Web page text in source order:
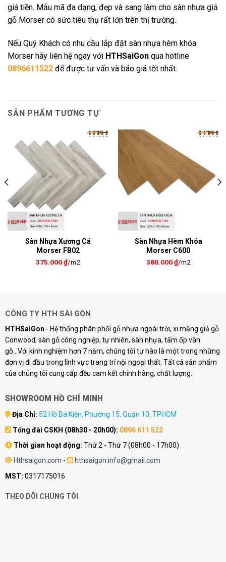
giá tiền. Mẫu mã đa dạng, đẹp và sang làm cho sàn nhựa giả
gỗ Morser có sức tiêu thụ rất lớn trên thị trường.
Nếu Quý Khách có nhu cầu lắp đặt sàn nhựa hèm khóa
Morser hãy liên hệ ngay với HTHSaiGon qua hotline
0896611522 để được tư vấn và báo giá tốt nhất.
SẢN PHẨM TƯƠNG TỰ
Sàn Nhựa Xương Cá
Morser FB02
375.000₫/m2
Sàn Nhựa Hèm Khóa
Morser C600
380.000₫/m2
CÔNG TY HTH SÀI GÒN
HTHSaiGon - Hệ thống phân phối gỗ nhựa ngoài trời, xi măng giả gỗ
Conwood, sàn gỗ công nghiệp, tự nhiên, sàn nhựa, tấm ốp vân
gỗ...Với kinh nghiệm hơn 7 năm, chúng tôi tự hào là một trong những
đơn vị đi đầu trong lĩnh vực trang trí nội ngoại thất. Tất cả sản phẩm
của chúng tôi cung cấp đều cam kết chính hãng, chất lượng.
SHOWROOM HỒ CHÍ MINH
Địa Chỉ: 52 Hồ Bá Kiện, Phường 15, Quận 10, TPHCM
Tổng đài CSKH (08h30 - 20h00): 0896 611 522
Thời gian hoạt động: Thứ 2 - Thứ 7 (08h00 - 17h00)
Hthsaigon.com -
hthsaigon.info@gmail.com
MST: 0317175016
THEO DÕI CHÚNG TÔI